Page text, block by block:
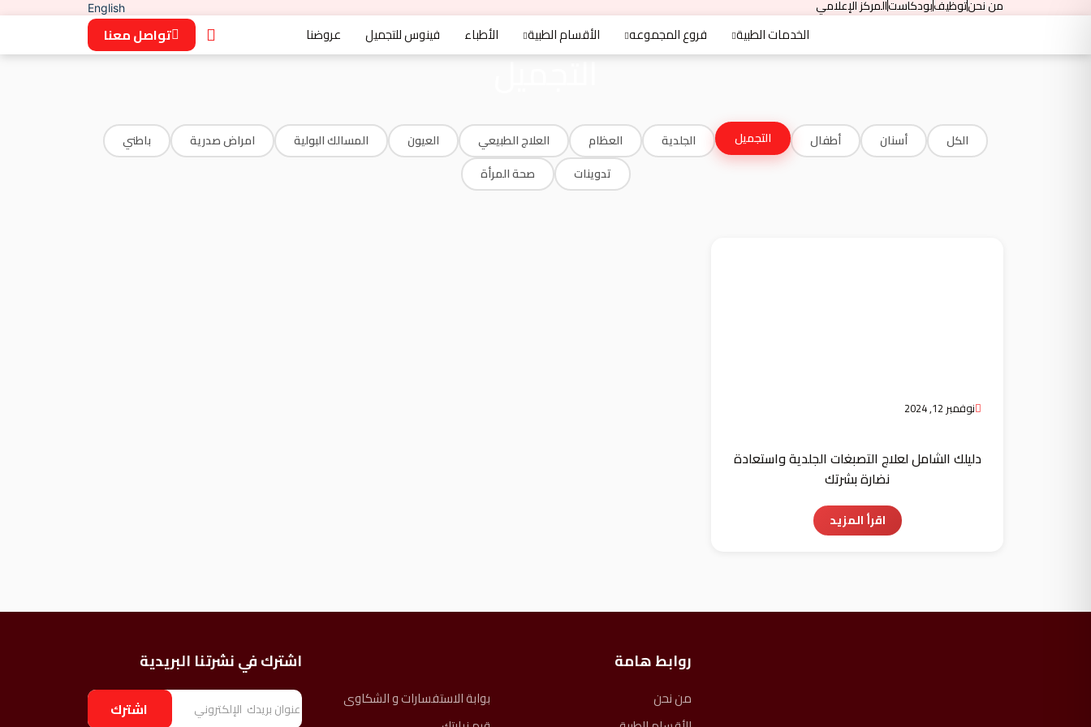
من نحنتوظيفبودكاستالمركز الإعلامي English
الخدمات الطبية فروع المجموعه الأقسام الطبية الأطباء فينوس للتجميل عروضنا تواصل معنا
التجميل
الكل أسنان أطفال التجميل الجلدية العظام العلاج الطبيعي العيون المسالك البولية امراض صدرية
باطني
تدوينات
صحة المرأة
نوفمبر 12, 2024
دليلك الشامل لعلاج التصبغات الجلدية واستعادة
نضارة بشرتك
اقرأ المزيد
روابط هامة
من نحن
بوابة الاستفسارات و الشكاوى
اشترك في نشرتنا البريدية
ا
ل
اشترك